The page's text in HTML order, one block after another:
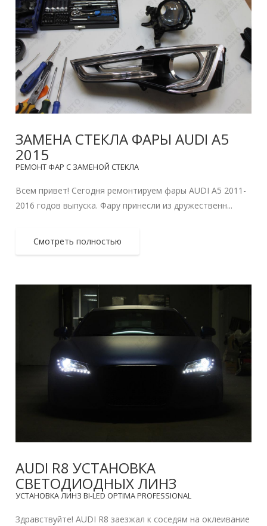
ЗАМЕНА СТЕКЛА ФАРЫ AUDI A5
2015
РЕМОНТ ФАР С ЗАМЕНОЙ СТЕКЛА
Всем привет! Сегодня ремонтируем фары AUDI A5 2011-
2016 годов выпуска. Фару принесли из дружественн...
Смотреть полностью
AUDI R8 УСТАНОВКА
СВЕТОДИОДНЫХ ЛИНЗ
УСТАНОВКА ЛИНЗ BI-LED OPTIMA PROFESSIONAL
Здравствуйте! AUDI R8 заезжал к соседям на оклеивание